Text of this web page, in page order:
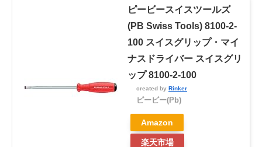
ピービースイスツールズ
(PB Swiss Tools) 8100-2-
100 スイスグリップ・マイ
ナスドライバー スイスグリ
ップ 8100-2-100
created by Rinker
ピービー(Pb)
Amazon
楽天市場